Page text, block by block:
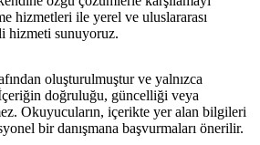
hizmetleri ile yerel ve uluslararası
hizmeti sunuyoruz.
oluşturulmuştur ve yalnızca
doğruluğu, güncelliği veya
Okuyucuların, içerikte yer alan bilgileri
bir danışmana başvurmaları önerilir.